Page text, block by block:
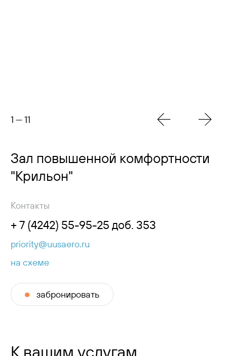
1 —11
Зал повышенной комфортности
"Крильон"
Контакты
+ 7 (4242) 55-95-25 доб. 353
priority@uusaero.ru
на схеме
забронировать
К вашим услугам